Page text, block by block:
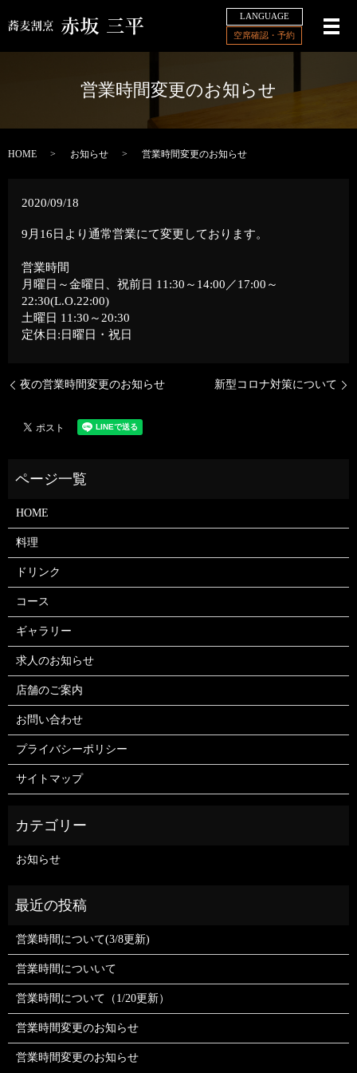
LANGUAGE
空席確認・予約
メ
営業時間変更のお知らせ
HOME お知らせ 営業時間変更のお知らせ
2020/09/18
9月16日より通常営業にて変更しております。
営業時間
月曜日～金曜日、祝前日 11:30～14:00／17:00～
22:30(L.O.22:00)
土曜日 11:30～20:30
定休日:日曜日・祝日
夜の営業時間変更のお知らせ 新型コロナ対策について
HOME
料理
ドリンク
コース
ギャラリー
求人のお知らせ
店舗のご案内
お問い合わせ
プライバシーポリシー
サイトマップ
お知らせ
営業時間について(3/8更新)
営業時間についいて
営業時間について（1/20更新）
営業時間変更のお知らせ
営業時間変更のお知らせ